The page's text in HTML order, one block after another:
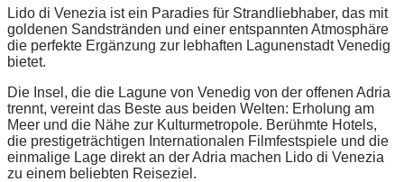
Lido di Venezia ist ein Paradies für Strandliebhaber, das mit
goldenen Sandstränden und einer entspannten Atmosphäre
die perfekte Ergänzung zur lebhaften Lagunenstadt Venedig
bietet.
Die Insel, die die Lagune von Venedig von der offenen Adria
trennt, vereint das Beste aus beiden Welten: Erholung am
Meer und die Nähe zur Kulturmetropole. Berühmte Hotels,
die prestigeträchtigen Internationalen Filmfestspiele und die
einmalige Lage direkt an der Adria machen Lido di Venezia
zu einem beliebten Reiseziel.